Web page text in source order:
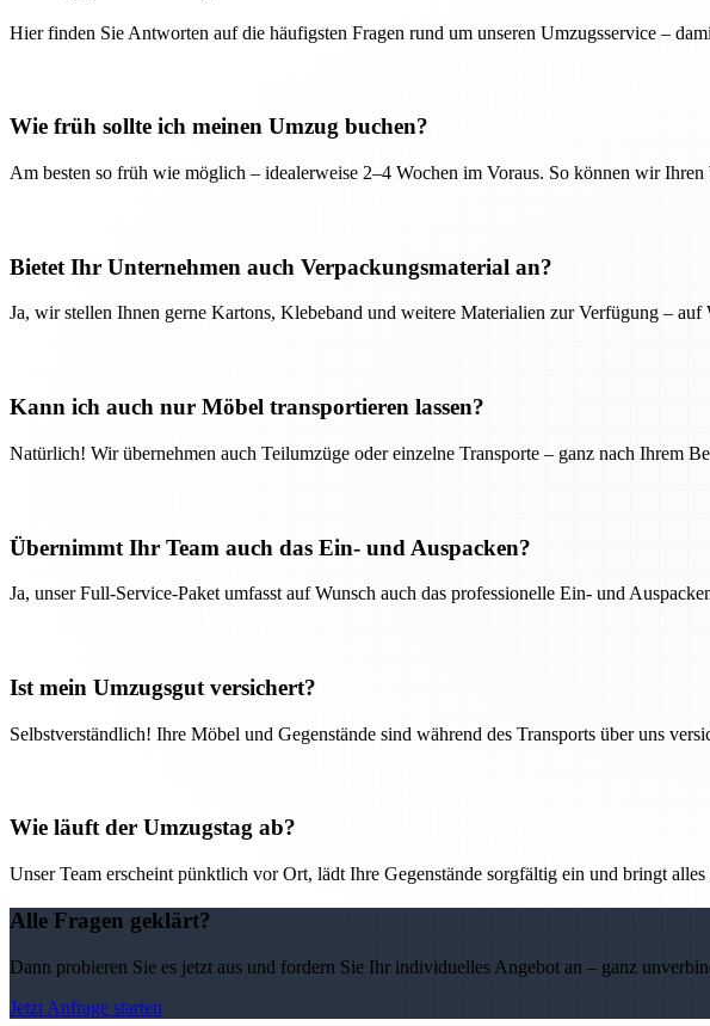
Hier finden Sie Antworten auf die häufigsten Fragen rund um unseren Umzugsservice –
Wie früh sollte ich meinen Umzug buchen?
Am besten so früh wie möglich – idealerweise 2–4 Wochen im Voraus. So können wir
Bietet Ihr Unternehmen auch Verpackungsmaterial an?
Ja, wir stellen Ihnen gerne Kartons, Klebeband und weitere Materialien zur Verfügung –
Kann ich auch nur Möbel transportieren lassen?
Natürlich! Wir übernehmen auch Teilumzüge oder einzelne Transporte – ganz nach Ihrem
Übernimmt Ihr Team auch das Ein- und Auspacken?
Ja, unser Full-Service-Paket umfasst auf Wunsch auch das professionelle Ein- und
Ist mein Umzugsgut versichert?
Selbstverständlich! Ihre Möbel und Gegenstände sind während des Transports über uns
Wie läuft der Umzugstag ab?
Unser Team erscheint pünktlich vor Ort, lädt Ihre Gegenstände sorgfältig ein und bringt
Alle Fragen geklärt?
Dann probieren Sie es jetzt aus und fordern Sie Ihr individuelles Angebot an – ganz
Jetzt Anfrage starten